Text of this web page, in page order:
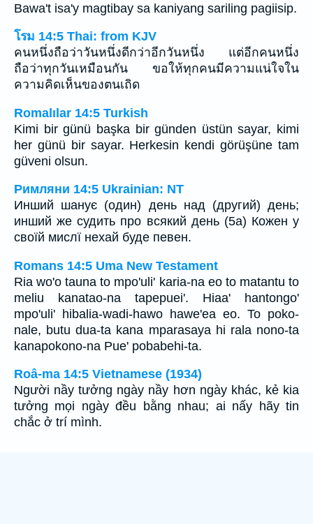
Bawa't isa'y magtibay sa kaniyang sariling pagiisip.
โรม 14:5 Thai: from KJV
คนหนึ่งถือว่าวันหนึ่งดีกว่าอีกวันหนึ่ง แต่อีกคนหนึ่ง
ถือว่าทุกวันเหมือนกัน ขอให้ทุกคนมีความแน่ใจใน
ความคิดเห็นของตนเถิด
Romalılar 14:5 Turkish
Kimi bir günü başka bir günden üstün sayar, kimi
her günü bir sayar. Herkesin kendi görüşüne tam
güveni olsun.
Римляни 14:5 Ukrainian: NT
Инший шанує (один) день над (другий) день;
инший же судить про всякий день (5a) Кожен у
своїй мислї нехай буде певен.
Romans 14:5 Uma New Testament
Ria wo'o tauna to mpo'uli' karia-na eo to matantu to
meliu kanatao-na tapepuei'. Hiaa' hantongo'
mpo'uli' hibalia-wadi-hawo hawe'ea eo. To poko-
nale, butu dua-ta kana mparasaya hi rala nono-ta
kanapokono-na Pue' pobabehi-ta.
Roâ-ma 14:5 Vietnamese (1934)
Người nầy tưởng ngày nầy hơn ngày khác, kẻ kia
tưởng mọi ngày đều bằng nhau; ai nấy hãy tin
chắc ở trí mình.